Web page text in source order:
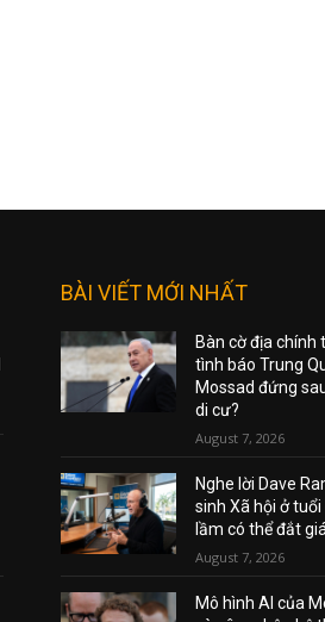
BÀI VIẾT MỚI NHẤT
Bàn cờ địa chính
tình báo Trung
Mossad đứng
di cư?
August 7, 2026
Nghe lời Dave
sinh Xã hội ở tuổi
lầm có thể đắt
August 7, 2026
Mô hình AI của